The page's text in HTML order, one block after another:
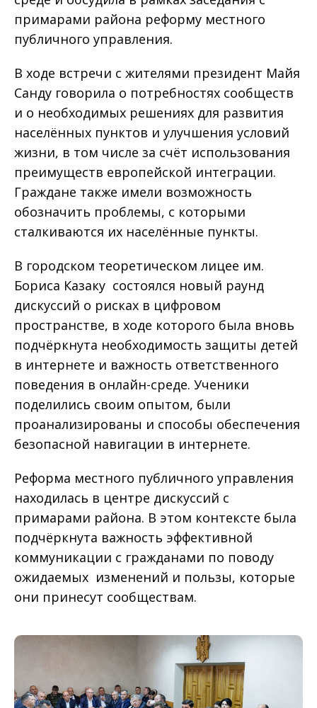
примарами района реформу местного
публичного управления.
В ходе встречи с жителями президент Майя
Санду говорила о потребностях сообществ
и о необходимых решениях для развития
населённых пунктов и улучшения условий
жизни, в том числе за счёт использования
преимуществ европейской интеграции.
Граждане также имели возможность
обозначить проблемы, с которыми
сталкиваются их населённые пункты.
В городском теоретическом лицее им.
Бориса Казаку состоялся новый раунд
дискуссий о рисках в цифровом
пространстве, в ходе которого была вновь
подчёркнута необходимость защиты детей
в интернете и важность ответственного
поведения в онлайн-среде. Ученики
поделились своим опытом, были
проанализированы и способы обеспечения
безопасной навигации в интернете.
Реформа местного публичного управления
находилась в центре дискуссий с
примарами района. В этом контексте была
подчёркнута важность эффективной
коммуникации с гражданами по поводу
ожидаемых изменений и пользы, которые
они принесут сообществам.